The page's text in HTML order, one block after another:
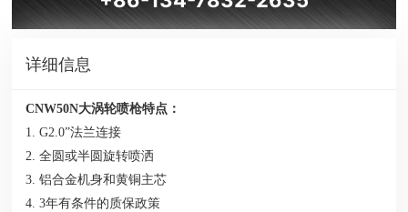
详细信息
CNW50N大涡轮喷枪特点：
1. G2.0”法兰连接
2. 全圆或半圆旋转喷洒
3. 铝合金机身和黄铜主芯
4. 3年有条件的质保政策